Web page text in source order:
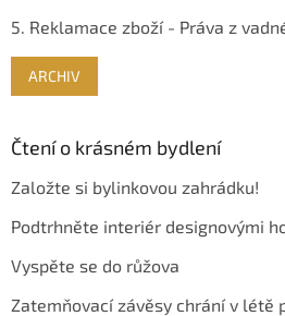
5. Reklamace zboží - Práva z
ARCHIV
Čtení o krásném bydlení
Založte si bylinkovou zahrádku!
Podtrhněte interiér designovými
Vyspěte se do růžova
Zatemňovací závěsy chrání v létě